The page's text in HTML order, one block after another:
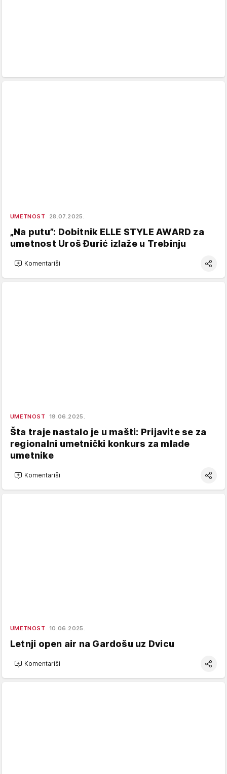
UMETNOST 28.07.2025.
„Na putu”: Dobitnik ELLE STYLE AWARD za
umetnost Uroš Đurić izlaže u Trebinju
Komentariši
UMETNOST 19.06.2025.
Šta traje nastalo je u mašti: Prijavite se za
regionalni umetnički konkurs za mlade
umetnike
Komentariši
UMETNOST 10.06.2025.
Letnji open air na Gardošu uz Dvicu
Komentariši